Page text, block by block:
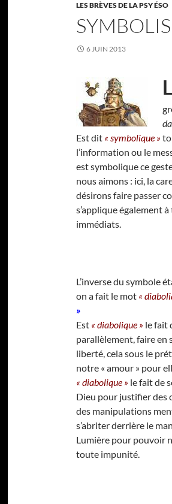
LES BRÈVES DE LA PSY ÉSO
6 JUIN 2013
L
Est dit « symbolique »
l’information ou le
est symbolique ce
nous aimons : ici, la
désirons faire passer
s’applique également
immédiats.
L’inverse du symbole
on a fait le mot «
»
Est « diabolique » le fait
parallèlement,faire en
liberté, cela sous le
notre « amour » pour
« diabolique » le fait de
Dieu pour justifier des
des manipulations
s’abriter derrière le
Lumière pour pouvoir
toute impunité.